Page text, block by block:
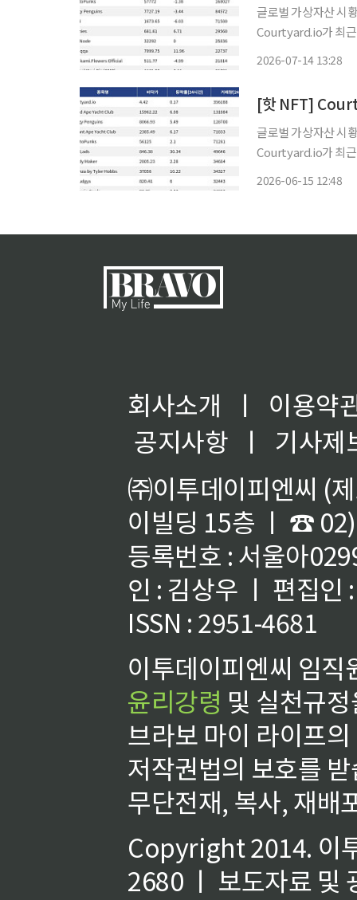
글로벌 가상자산 시
Courtyard.io가 최근
2026-07-14 13:28
글로벌 가상자산 시
Courtyard.io가 최근
2026-06-15 12:48
회사소개 ㅣ
이용약
공지사항
ㅣ
기사제
㈜이투데이피엔씨 (
이빌딩 15층 ㅣ ☎
등록번호 : 서울아
인 : 김상우 ㅣ 편집인
ISSN : 2951-4681
이투데이피엔씨 임
윤리강령 및 실천규
브라보 마이 라이프
저작권법의 보호를
무단전재, 복사, 재배
Copyright 2014. 이
2680 ㅣ 보도자료